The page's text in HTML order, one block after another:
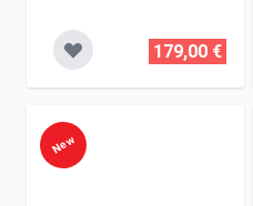
179,00 €
New